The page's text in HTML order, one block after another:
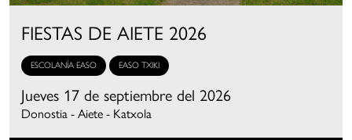
FIESTAS DE AIETE 2026
ESCOLANÍA EASO EASO TXIKI
Jueves 17 de septiembre del 2026
Donostia - Aiete - Katxola